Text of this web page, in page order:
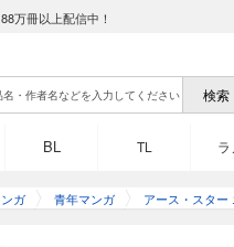
万冊以上配信中！
BL TL
ガ 青年マンガ アース・スター